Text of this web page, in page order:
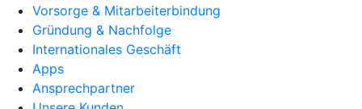
Vorsorge & Mitarbeiterbindung
Gründung & Nachfolge
Internationales Geschäft
Apps
Ansprechpartner